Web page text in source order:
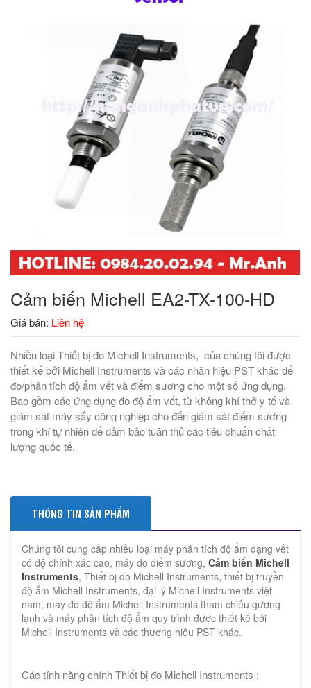
Cảm biến Michell EA2-TX-100-HD
Giá bán: Liên hệ
Nhiều loại Thiết bị đo Michell Instruments, của chúng tôi được
thiết kế bởi Michell Instruments và các nhãn hiệu PST khác để
đo/phân tích độ ẩm vết và điểm sương cho một số ứng dụng.
Bao gồm các ứng dụng đo độ ẩm vết, từ không khí thở y tế và
giám sát máy sấy công nghiệp cho đến giám sát điểm sương
trong khí tự nhiên để đảm bảo tuân thủ các tiêu chuẩn chất
lượng quốc tế.
THÔNG TIN SẢN PHẨM
Chúng tôi cung cấp nhiều loại máy phân tích độ ẩm dạng vết
có độ chính xác cao, máy đo điểm sương, Cảm biến Michell
Instruments, Thiết bị đo Michell Instruments, thiết bị truyền
độ ẩm Michell Instruments, đại lý Michell Instruments việt
nam, máy đo độ ẩm Michell Instruments tham chiếu gương
lạnh và máy phân tích độ ẩm quy trình được thiết kế bởi
Michell Instruments và các thương hiệu PST khác.
Các tính năng chính Thiết bị đo Michell Instruments :